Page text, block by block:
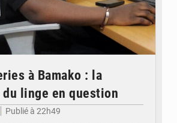
à Bamako : la
linge en question
Publié à 22h49